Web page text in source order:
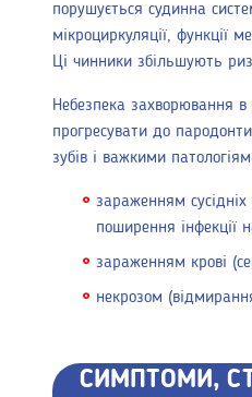
порушується судинна
мікроциркуляції, функції
Ці чинники збільшують
Небезпека захворювання
прогресувати до
зубів і важкими
зараженням
поширення інфекції
зараженням крові
некрозом
СИМПТОМИ,